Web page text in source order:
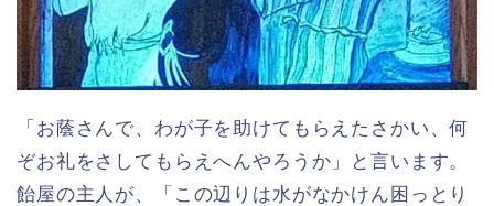
「お蔭さんで、わが子を助けてもらえたさかい、何
ぞお礼をさしてもらえへんやろうか」と言います。
飴屋の主人が、「この辺りは水がなかけん困っとり